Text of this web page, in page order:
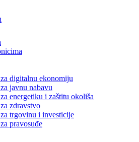
digitalnu ekonomiju
javnu nabavu
energetiku i zaštitu okoliša
zdravstvo
trgovinu i investicije
pravosuđe